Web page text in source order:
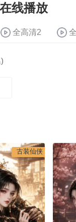
线播放
全高清2
古装仙侠